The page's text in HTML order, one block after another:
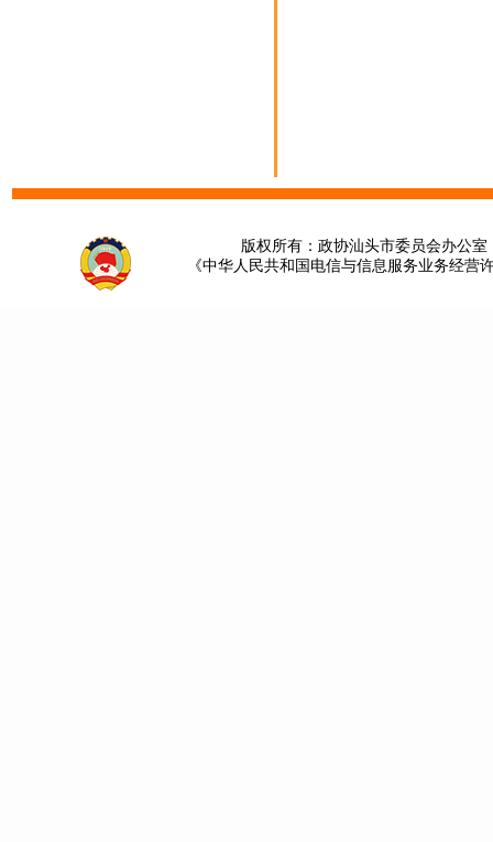
版权所有：政协汕头市委员会办公
《中华人民共和国电信与信息服务业务经营